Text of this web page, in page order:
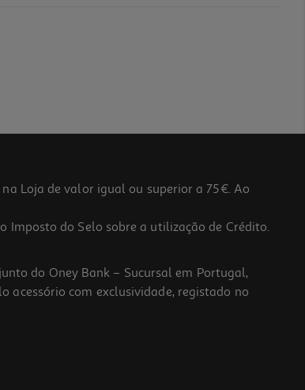
Loja de valor igual ou superior a 75€. Ao
Imposto do Selo sobre a utilização de Crédito.
do Oney Bank – Sucursal em Portugal,
acessório com exclusividade, registado no